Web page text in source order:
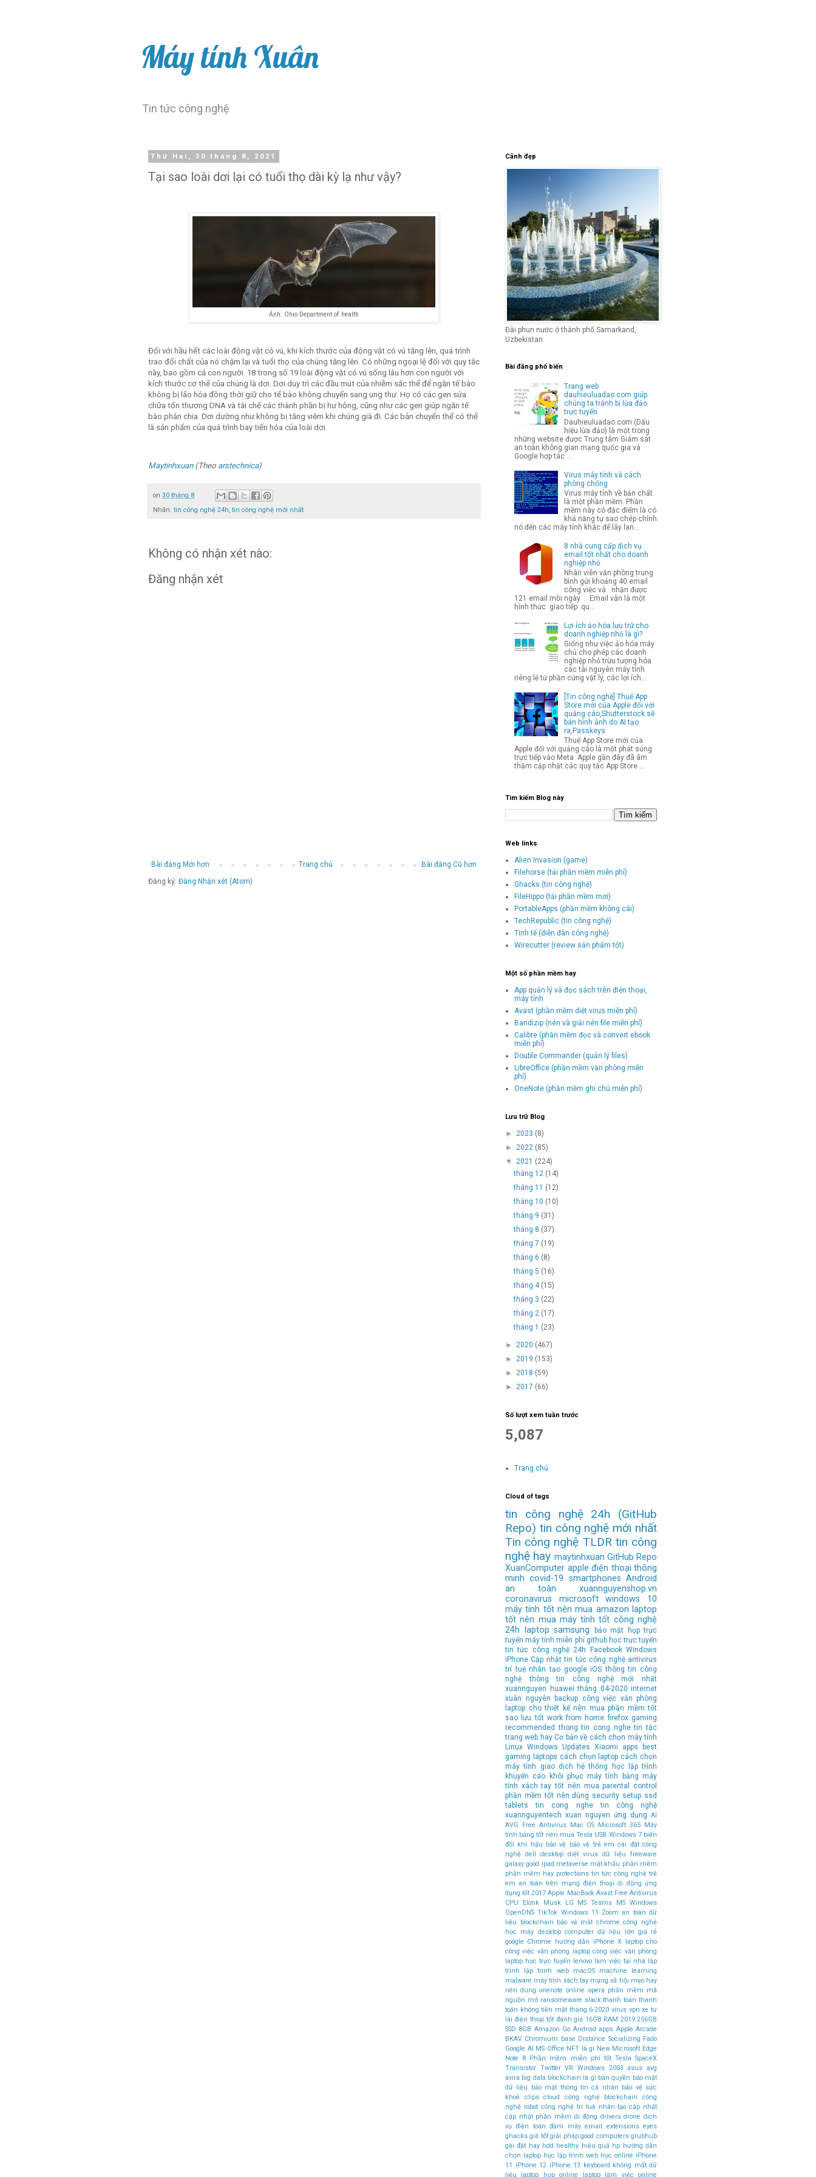
Máy tính Xuân
Tin tức công nghệ
Thứ Hai, 30 tháng 8, 2021
Tại sao loài dơi lại có tuổi thọ dài kỳ lạ như vậy?
Ảnh: Ohio Department of health
Đối với hầu hết các loài động vật có vú, khi kích thước của động vật có vú tăng lên, quá trình
trao đổi chất của nó chậm lại và tuổi thọ của chúng tăng lên. Có những ngoại lệ đối với quy tắc
này, bao gồm cả con người. 18 trong số 19 loài động vật có vú sống lâu hơn con người với
kích thước cơ thể của chúng là dơi. Dơi duy trì các đầu mút của nhiễm sắc thể để ngăn tế bào
không bị lão hóa đồng thời giữ cho tế bào không chuyển sang ung thư. Họ có các gen sửa
chữa tổn thương DNA và tái chế các thành phần bị hư hỏng, cũng như các gen giúp ngăn tế
bào phân chia. Dơi dường như không bị tăng viêm khi chúng già đi. Các bản chuyển thể có thể
là sản phẩm của quá trình bay tiến hóa của loài dơi.
Maytinhxuan (Theo arstechnica)
on 30 tháng 8
Nhãn: tin công nghệ 24h, tin công nghệ mới nhất
Không có nhận xét nào:
Đăng nhận xét
Bài đăng Mới hơn Bài đăng Cũ hơn
Trang chủ
Đăng ký: Đăng Nhận xét (Atom)
Cảnh đẹp
Đài phun nước ở thành phố Samarkand,
Uzbekistan
Bài đăng phổ biến
Trang web
dauhieuluadao.com giúp
chúng ta tránh bị lừa đảo
trực tuyến
Dauhieuluadao.com (Dấu
hiệu lừa đảo) là một trong
những website được Trung tâm Giám sát
an toàn không gian mạng quốc gia và
Google hợp tác ...
Virus máy tính và cách
phòng chống
Virus máy tính về bản chất
là một phần mềm. Phần
mềm này có đặc điểm là có
khả năng tự sao chép chính
nó đến các máy tính khác để lây lan...
8 nhà cung cấp dịch vụ
email tốt nhất cho doanh
nghiệp nhỏ
Nhân viên văn phòng trung
bình gửi khoảng 40 email
công việc và nhận được
121 email mỗi ngày . Email vẫn là một
hình thức giao tiếp qu...
Lợi ích ảo hóa lưu trữ cho
doanh nghiệp nhỏ là gì?
Giống như việc ảo hóa máy
chủ cho phép các doanh
nghiệp nhỏ trừu tượng hóa
các tài nguyên máy tính
riêng lẻ từ phần cứng vật lý, các lợi ích...
[Tin công nghệ] Thuế App
Store mới của Apple đối với
quảng cáo,Shutterstock sẽ
bán hình ảnh do AI tạo
ra,Passkeys
Thuế App Store mới của
Apple đối với quảng cáo là một phát súng
trực tiếp vào Meta Apple gần đây đã âm
thầm cập nhật các quy tắc App Store ...
Tìm kiếm Blog này
Web links
Alien Invasion (game)
Filehorse (tải phần mềm miễn phí)
Ghacks (tin công nghệ)
FileHippo (tải phần mềm mới)
PortableApps (phần mềm không cài)
TechRepublic (tin công nghệ)
Tinh tế (diễn đàn công nghệ)
Wirecutter (review sản phẩm tốt)
Một số phần mềm hay
App quản lý và đọc sách trên điện thoại,
máy tính
Avast (phần mềm diệt virus miễn phí)
Bandizip (nén và giải nén file miễn phí)
Calibre (phần mềm đọc và convert ebook
miễn phí)
Double Commander (quản lý files)
LibreOffice (phần mềm văn phòng miễn
phí)
OneNote (phần mềm ghi chú miễn phí)
Lưu trữ Blog
► 2023 (8)
► 2022 (85)
▼ 2021 (224)
tháng 12 (14)
tháng 11 (12)
tháng 10 (10)
tháng 9 (31)
tháng 8 (37)
tháng 7 (19)
tháng 6 (8)
tháng 5 (16)
tháng 4 (15)
tháng 3 (22)
tháng 2 (17)
tháng 1 (23)
► 2020 (467)
► 2019 (153)
► 2018 (59)
► 2017 (66)
Số lượt xem tuần trước
5,087
Trang chủ
Cloud of tags
tin công nghệ 24h
(GitHub
Repo) tin công nghệ mới nhất
Tin công nghệ TLDR tin công
nghệ hay maytinhxuan GitHub Repo
XuanComputer apple điện thoại thông
minh covid-19 smartphones Android
an toàn
xuannguyenshop.vn
coronavirus
microsoft
windows 10
máy tính tốt nên mua amazon laptop
tốt nên mua máy tính tốt công nghệ
24h
laptop samsung bảo mật
họp trực
tuyến máy tính miễn phí github học trực tuyến
tin tức công nghệ 24h Facebook Windows
iPhone Cập nhật tin tức công nghệ antivirus
trí tuệ nhân tạo google iOS thông tin công
nghệ
thông tin công nghệ mới nhất
xuannguyen
huawei tháng 04-2020 internet
xuân nguyên
backup công việc văn phòng
laptop cho thiết kế nên mua phần mềm tốt
sao lưu tốt work from home firefox gaming
recommended thong tin cong nghe tin tặc
trang web hay Cơ bản về cách chọn máy tính
Linux Windows Updates Xiaomi apps
best
gaming laptops cách chọn laptop cách chọn
máy tính
giao dịch hệ thống
học lập trình
khuyến cáo
khôi phục máy tính bảng máy
tính xách tay tốt nên mua parental control
phần mềm tốt nên dùng security setup ssd
tablets
tin cong nghe
tin công nghệ
xuannguyentech xuan nguyen ứng dụng AI
AVG Free Antivirus Mac OS Microsoft 365 Máy
tính bảng tốt nên mua Tesla USB Windows 7 biến
đổi khí hậu bảo vệ bảo vệ trẻ em cài đặt công
nghệ dell desktop diệt virus dữ liệu
freeware
galaxy good ipad metaverse mật khẩu phần mềm
phần mềm hay protections tin tức công nghệ trẻ
em an toàn trên mạng điện thoại di dộng ứng
dụng tốt 2017 Apple MacBook Avast Free Antivirus
CPU
Elonk Musk LG MS Teams
MS Windows
OpenDNS TikTok Windows 11 Zoom an toàn dữ
liệu
blockchain bảo vệ mắt chrome công nghệ
học máy desktop computer dữ liệu lớn giá rẻ
google Chrome
hướng dẫn iPhone X laptop cho
công việc văn phòng laptop công việc văn phòng
laptop học trực tuyến lenovo làm việc tại nhà lập
trình
lập trình web macOS
machine learning
malware máy tính xách tay mạng xã hội mẹo hay
nên dùng onenote online opera phần mềm mã
nguồn mở ransomeware slack thanh toán thanh
toán không tiền mặt tháng 6-2020 virus vpn xe tự
lái điện thoại tốt đánh giá 16GB RAM 2019 256GB
SSD 8GB Amazon Go Android apps Apple Arcade
BKAV Chromium base Distance Socializing Fado
Google AI MS Office NFT là gì New Microsoft Edge
Note 8 Phần mềm miễn phí tốt Tesla SpaceX
Transistor Twitter VR Windows 2003 asus avg
avira big data blockchain là gì bản quyền bảo mật
dữ liệu
bảo mật thông tin cá nhân bảo vệ sức
khoẻ
clips cloud công nghệ blockchain
công
nghệ robot công nghệ trí tuệ nhân tạo cập nhật
cập nhật phần mềm di động drivers drone dịch
vụ điện toán đám mây email extensions eyes
ghacks giá tốt giải pháp good computers grubhub
gài đặt hay hdd healthy hiệu quả hp hướng dẫn
chọn laptop học lập trình web học online iPhone
11
iPhone 12 iPhone 13 keyboard không mất dữ
liệu
laptop họp online laptop làm việc online